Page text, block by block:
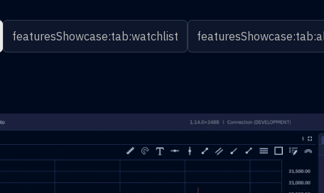
featuresShowcase:tab:watchlist